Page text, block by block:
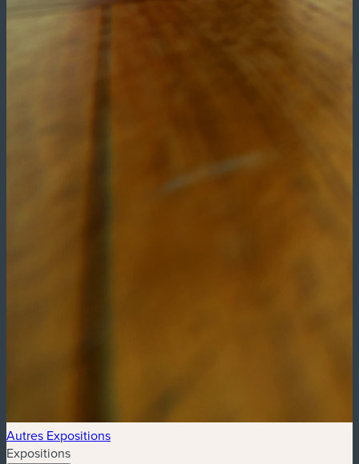
Autres Expositions
Expositions